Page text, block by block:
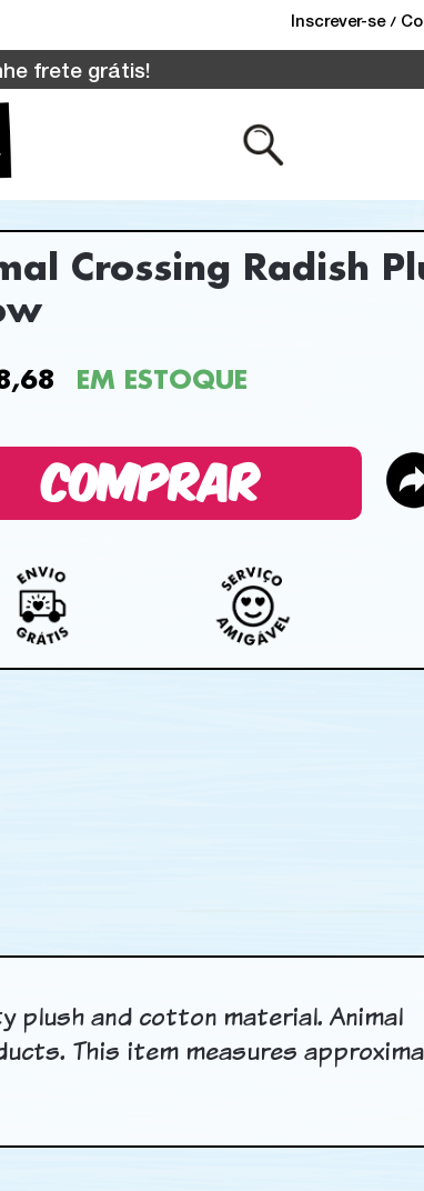
Inscrever-se/
frete grátis!
Crossing Radish
EM ESTOQUE
COMPRAR
plush and cotton material. Animal
This item measures